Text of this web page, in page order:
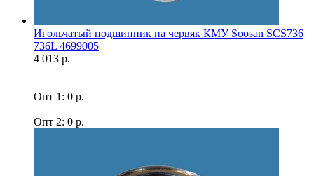
Игольчатый подшипник на червяк КМУ Soosan SCS736
736L 4699005
4 013 р.
Опт 1: 0 р.
Опт 2: 0 р.